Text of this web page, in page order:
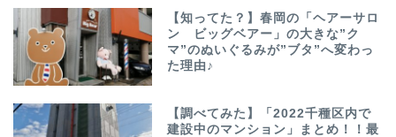
【知ってた？】春岡の「ヘアーサロ
ン ビッグベアー」の大きな”ク
マ”のぬいぐるみが”ブタ”へ変わっ
た理由♪
【調べてみた】「2022千種区内で
建設中のマンション」まとめ！！最